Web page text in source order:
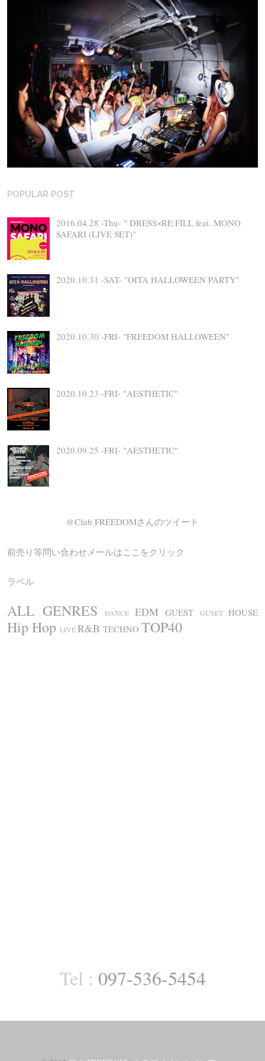
POPULAR POST
2016.04.28 -Thu- " DRESS×RE:FILL feat. MONO
SAFARI (LIVE SET)"
2020.10.31 -SAT- "OITA HALLOWEEN PARTY"
2020.10.30 -FRI- "FREEDOM HALLOWEEN"
2020.10.23 -FRI- "AESTHETIC"
2020.09.25 -FRI- "AESTHETIC"
@Club FREEDOMさんのツイート
前売り等問い合わせメールはここをクリック
ラベル
ALL GENRES DANCE EDM GUEST GUSET HOUSE
Hip Hop LIVER&B TECHNO TOP40
Tel : 097-536-5454